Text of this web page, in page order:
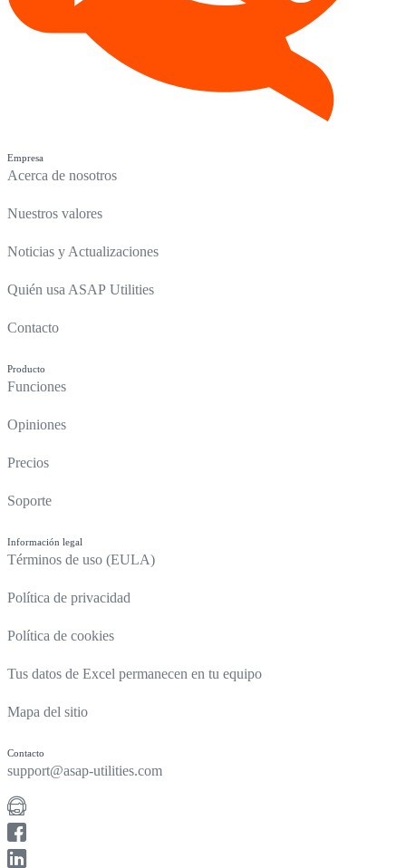
Empresa
Acerca de nosotros
Nuestros valores
Noticias y Actualizaciones
Quién usa ASAP Utilities
Contacto
Producto
Funciones
Opiniones
Precios
Soporte
Información legal
Términos de uso (EULA)
Política de privacidad
Política de cookies
Tus datos de Excel permanecen en tu equipo
Mapa del sitio
Contacto
support@asap-utilities.com